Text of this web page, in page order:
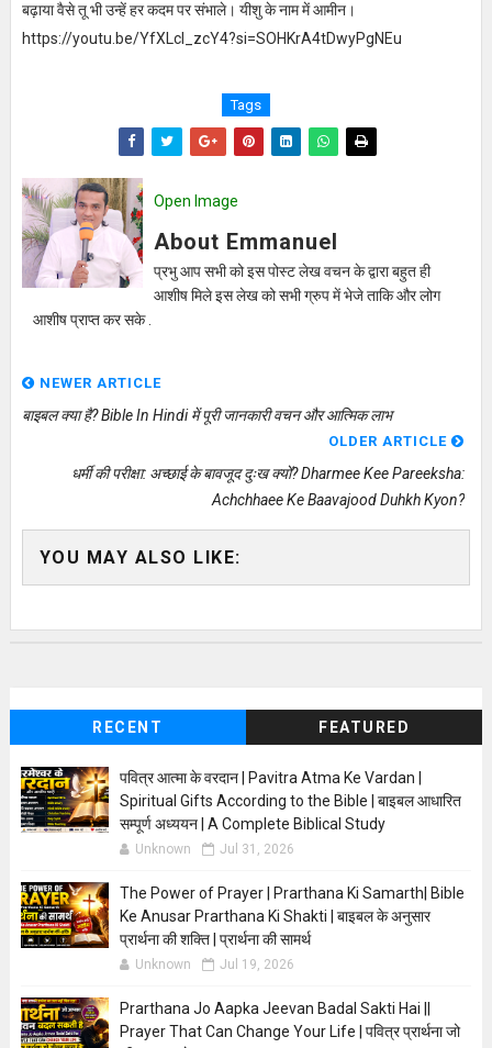
बढ़ाया वैसे तू भी उन्हें हर कदम पर संभाले। यीशु के नाम में आमीन।
https://youtu.be/YfXLcl_zcY4?si=SOHKrA4tDwyPgNEu
Tags
Open Image
About Emmanuel
प्रभु आप सभी को इस पोस्ट लेख वचन के द्वारा बहुत ही
आशीष मिले इस लेख को सभी ग्रुप में भेजे ताकि और लोग
आशीष प्राप्त कर सके .
NEWER ARTICLE
बाइबल क्या है? Bible In Hindi में पूरी जानकारी वचन और आत्मिक लाभ
OLDER ARTICLE
धर्मी की परीक्षा: अच्छाई के बावजूद दुःख क्यों? Dharmee Kee Pareeksha:
Achchhaee Ke Baavajood Duhkh Kyon?
YOU MAY ALSO LIKE:
RECENT FEATURED
पवित्र आत्मा के वरदान | Pavitra Atma Ke Vardan |
Spiritual Gifts According to the Bible | बाइबल आधारित
सम्पूर्ण अध्ययन | A Complete Biblical Study
Unknown Jul 31, 2026
The Power of Prayer | Prarthana Ki Samarth| Bible
Ke Anusar Prarthana Ki Shakti | बाइबल के अनुसार
प्रार्थना की शक्ति | प्रार्थना की सामर्थ
Unknown Jul 19, 2026
Prarthana Jo Aapka Jeevan Badal Sakti Hai ||
Prayer That Can Change Your Life | पवित्र प्रार्थना जो